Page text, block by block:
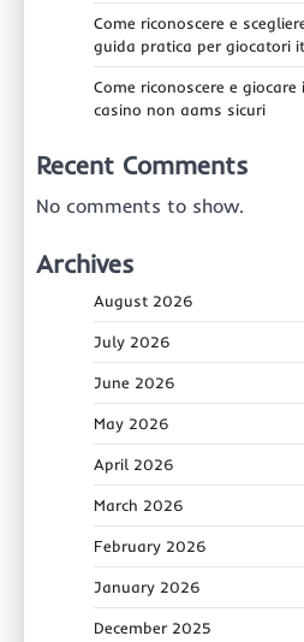
Come riconoscere e
guida pratica per giocatori
Come riconoscere e
casino non aams sicuri
Recent Comments
No comments to show.
Archives
August 2026
July 2026
June 2026
May 2026
April 2026
March 2026
February 2026
January 2026
December 2025